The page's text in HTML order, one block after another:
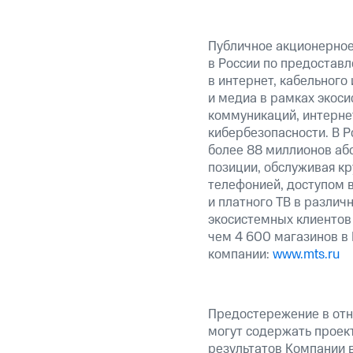
Публичное
в России по
в интернет,
и медиа в рамках
коммуникаций,
кибербезопасности. В
более 88 миллионов
позиции, обслуживая
телефонией, доступом
и платного ТВ в
экосистемных
чем 4 600 магазинов в
компании: www.mts.ru
Предостережение в
могут содержать